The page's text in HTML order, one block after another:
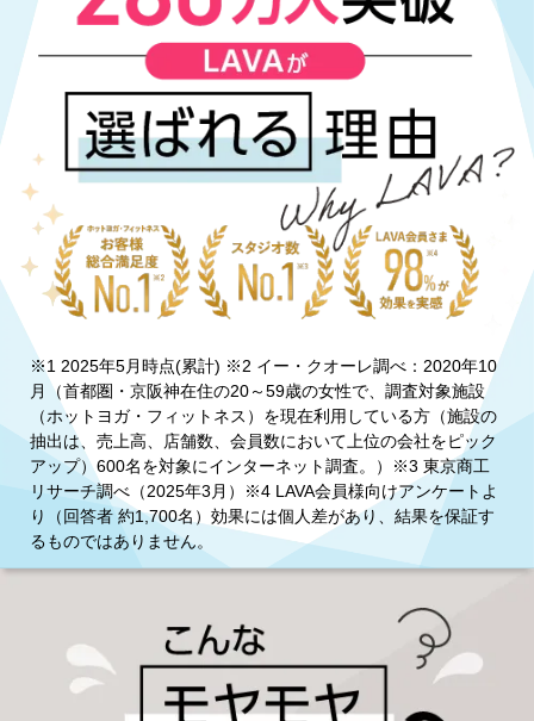
※1 2025年5月時点(累計) ※2 イー・クオーレ調べ：2020年10
月（首都圏・京阪神在住の20～59歳の女性で、調査対象施設
（ホットヨガ・フィットネス）を現在利用している方（施設の
抽出は、売上高、店舗数、会員数において上位の会社をピック
アップ）600名を対象にインターネット調査。）※3 東京商工
リサーチ調べ（2025年3月）※4 LAVA会員様向けアンケートよ
り（回答者 約1,700名）効果には個人差があり、結果を保証す
るものではありません。